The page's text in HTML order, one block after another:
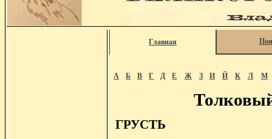
Главная
А Б В Г Д Е Ж З И Й К Л М
ГРУСТЬ